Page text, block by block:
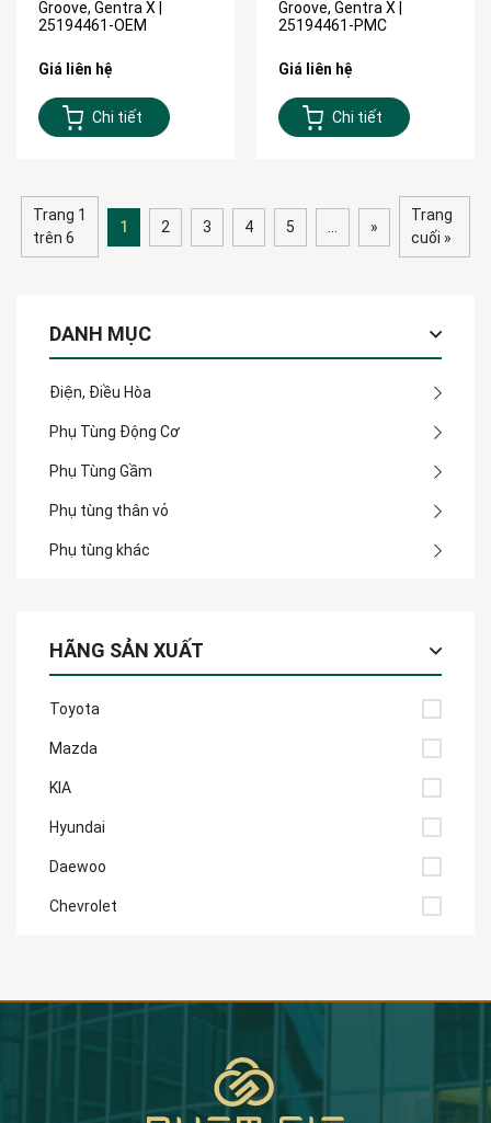
DANH MỤC
Điện, Điều Hòa
Phụ Tùng Động Cơ
Phụ Tùng Gầm
Phụ tùng thân vỏ
Phụ tùng khác
HÃNG SẢN XUẤT
Toyota
Mazda
KIA
Hyundai
Daewoo
Chevrolet
Groove, Gentra X |
25194461-OEM
Giá liên hệ
Chi tiết
Groove, Gentra X |
25194461-PMC
Giá liên hệ
Chi tiết
Trang 1
trên 6
1 2 3 4 5 »
Trang
cuối »